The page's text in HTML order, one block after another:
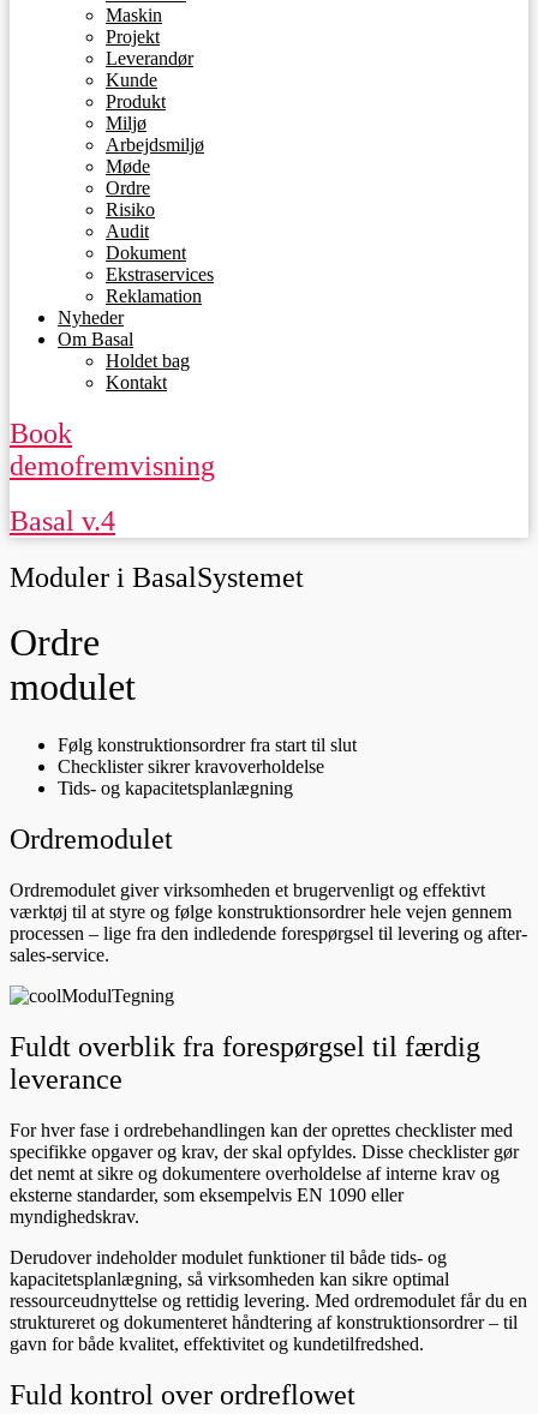
Maskin
Projekt
Leverandør
Kunde
Produkt
Miljø
Arbejdsmiljø
Møde
Ordre
Risiko
Audit
Dokument
Ekstraservices
Reklamation
Nyheder
Om Basal
Holdet bag
Kontakt
Book
demofremvisning
Basal v.4
Moduler i BasalSystemet
Ordre
modulet
Følg konstruktionsordrer fra start til slut
Checklister sikrer kravoverholdelse
Tids- og kapacitetsplanlægning
Ordremodulet
Ordremodulet giver virksomheden et brugervenligt og effektivt
værktøj til at styre og følge konstruktionsordrer hele vejen gennem
processen – lige fra den indledende forespørgsel til levering og after-
sales-service.
Fuldt overblik fra forespørgsel til færdig
leverance
For hver fase i ordrebehandlingen kan der oprettes checklister med
specifikke opgaver og krav, der skal opfyldes. Disse checklister gør
det nemt at sikre og dokumentere overholdelse af interne krav og
eksterne standarder, som eksempelvis EN 1090 eller
myndighedskrav.
Derudover indeholder modulet funktioner til både tids- og
kapacitetsplanlægning, så virksomheden kan sikre optimal
ressourceudnyttelse og rettidig levering. Med ordremodulet får du en
struktureret og dokumenteret håndtering af konstruktionsordrer – til
gavn for både kvalitet, effektivitet og kundetilfredshed.
Fuld kontrol over ordreflowet